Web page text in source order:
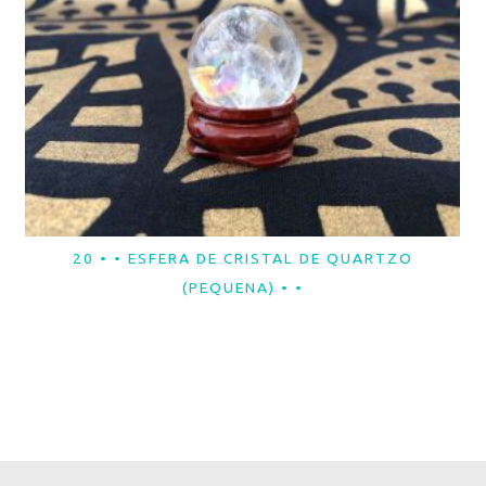
LER MAIS
20 • • ESFERA DE CRISTAL DE QUARTZO
(PEQUENA) • •